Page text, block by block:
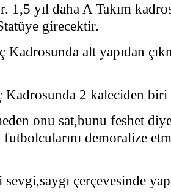
1,5 yıl daha A Takım
girecektir.
alt yapıdan
2 kaleciden
onu sat,bunu feshet
demoralize
çerçevesinde